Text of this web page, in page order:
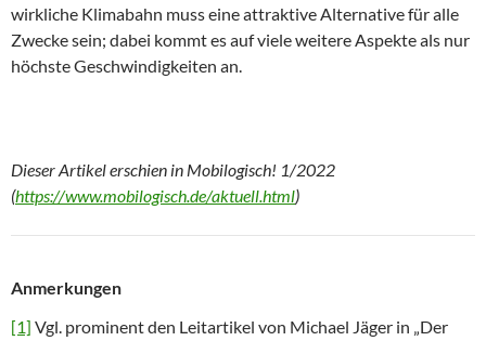
wirkliche Klimabahn muss eine attraktive Alternative für alle
Zwecke sein; dabei kommt es auf viele weitere Aspekte als nur
höchste Geschwindigkeiten an.
Dieser Artikel erschien in Mobilogisch! 1/2022
(https://www.mobilogisch.de/aktuell.html)
Anmerkungen
[1] Vgl. prominent den Leitartikel von Michael Jäger in „Der